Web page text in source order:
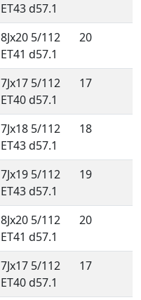
ET43 d57.1
8Jx20 5/112
ET41 d57.1
20
7Jx17 5/112
ET40 d57.1
17
7Jx18 5/112
ET43 d57.1
18
7Jx19 5/112
ET43 d57.1
19
8Jx20 5/112
ET41 d57.1
20
7Jx17 5/112
ET40 d57.1
17